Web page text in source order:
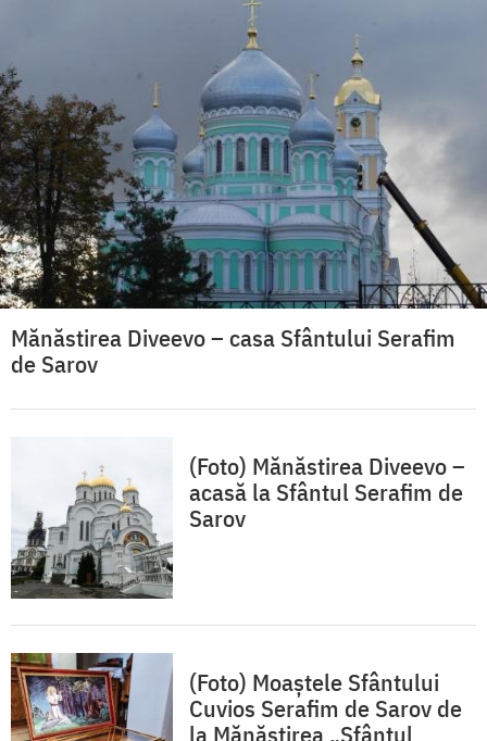
Mănăstirea Diveevo – casa Sfântului Serafim
de Sarov
(Foto) Mănăstirea Diveevo –
acasă la Sfântul Serafim de
Sarov
(Foto) Moaștele Sfântului
Cuvios Serafim de Sarov de
la Mănăstirea „Sfântul